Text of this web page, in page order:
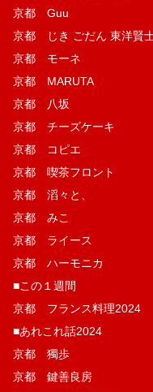
京都 Guu
京都 じき ごだん 東洋賢
京都 モーネ
京都 MARUTA
京都 八坂
京都 チーズケーキ
京都 コピエ
京都 喫茶フロント
京都 滔々と、
京都 みこ
京都 ライース
京都 ハーモニカ
■この１週間
京都 フランス料理2024
■あれこれ話2024
京都 獨歩
京都 鍵善良房